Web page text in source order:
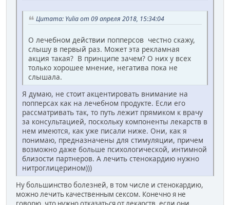
Цитата: Yulia от 09 апреля 2018, 15:34:04
О лечебном действии попперсов честно скажу,
слышу в первый раз. Может эта рекламная
акция такая? В принципе зачем? О них у всех
только хорошее мнение, негатива пока не
слышала.
Я думаю, не стоит акцентировать внимание на
попперсах как на лечебном продукте. Если его
рассматривать так, то путь лежит прямиком к врачу
за консультацией, поскольку компоненты лекарств в
нем имеются, как уже писали ниже. Они, как я
понимаю, предназначены для стимуляции, причем
возможно даже больше психологической, интимной
близости партнеров. А лечить стенокардию нужно
нитроглицерином)))
Ну большинство болезней, в том числе и стенокардию,
можно лечить качественным сексом. Конечно я не